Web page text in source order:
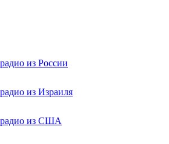
из России
из Израиля
из США